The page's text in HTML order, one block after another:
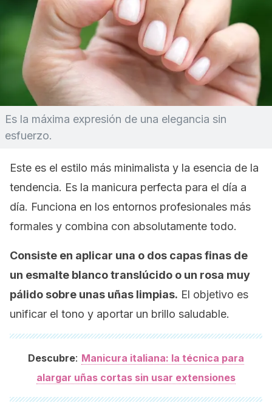
Es la máxima expresión de una elegancia sin
esfuerzo.
Este es el estilo más minimalista y la esencia de la
tendencia. Es la manicura perfecta para el día a
día. Funciona en los entornos profesionales más
formales y combina con absolutamente todo.
Consiste en aplicar una o dos capas finas de
un esmalte blanco translúcido o un rosa muy
pálido sobre unas uñas limpias. El objetivo es
unificar el tono y aportar un brillo saludable.
Descubre: Manicura italiana: la técnica para
alargar uñas cortas sin usar extensiones